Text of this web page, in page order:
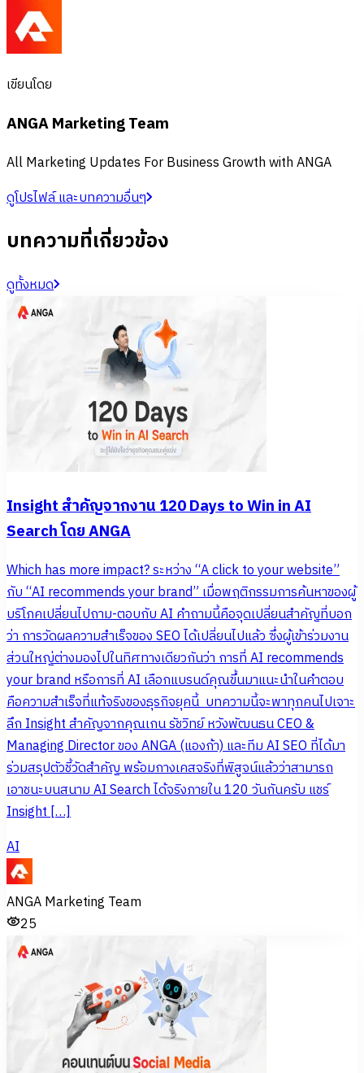
เขียนโดย
ANGA Marketing Team
All Marketing Updates For Business Growth with ANGA
ดูโปรไฟล์ และบทความอื่นๆ
บทความที่เกี่ยวข้อง
ดูทั้งหมด
Insight สำคัญจากงาน 120 Days to Win in AI
Search โดย ANGA
Which has more impact? ระหว่าง “A click to your website”
กับ “AI recommends your brand” เมื่อพฤติกรรมการค้นหาของผู้
บริโภคเปลี่ยนไปถาม-ตอบกับ AI คำถามนี้คือจุดเปลี่ยนสำคัญที่บอก
ว่า การวัดผลความสำเร็จของ SEO ได้เปลี่ยนไปแล้ว ซึ่งผู้เข้าร่วมงาน
ส่วนใหญ่ต่างมองไปในทิศทางเดียวกันว่า การที่ AI recommends
your brand หรือการที่ AI เลือกแบรนด์คุณขึ้นมาแนะนำในคำตอบ
คือความสำเร็จที่แท้จริงของธุรกิจยุคนี้ บทความนี้จะพาทุกคนไปเจาะ
ลึก Insight สำคัญจากคุณเกน รัชวิทย์ หวังพัฒนธน CEO &
Managing Director ของ ANGA (แองก้า) และทีม AI SEO ที่ได้มา
ร่วมสรุปตัวชี้วัดสำคัญ พร้อมกางเคสจริงที่พิสูจน์แล้วว่าสามารถ
เอาชนะบนสนาม AI Search ได้จริงภายใน 120 วันกันครับ แชร์
Insight […]
AI
ANGA Marketing Team
25